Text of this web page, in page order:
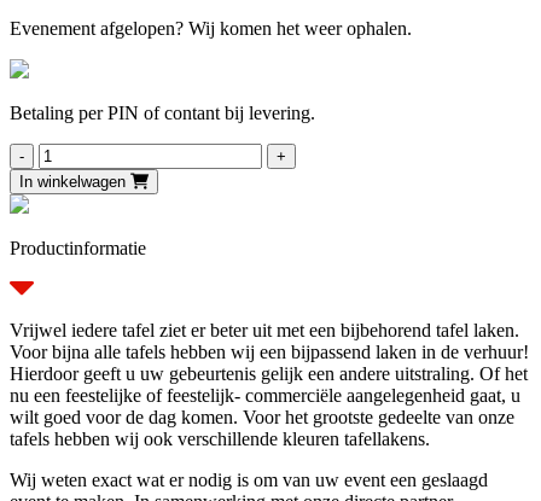
Evenement afgelopen? Wij komen het weer ophalen.
Betaling per PIN of contant bij levering.
Laken
bordeaux
270
x
130
cm
aantal
In winkelwagen
Productinformatie
Vrijwel iedere tafel ziet er beter uit met een bijbehorend tafel laken.
Voor bijna alle tafels hebben wij een bijpassend laken in de verhuur!
Hierdoor geeft u uw gebeurtenis gelijk een andere uitstraling. Of het
nu een feestelijke of feestelijk- commerciële aangelegenheid gaat, u
wilt goed voor de dag komen. Voor het grootste gedeelte van onze
tafels hebben wij ook verschillende kleuren tafellakens.
Wij weten exact wat er nodig is om van uw event een geslaagd